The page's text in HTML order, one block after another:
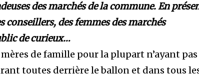
des marchés de la commune. En
conseillers, des femmes des marchés
de curieux…
de famille pour la plupart n’ayant pas
toutes derrière le ballon et dans tous